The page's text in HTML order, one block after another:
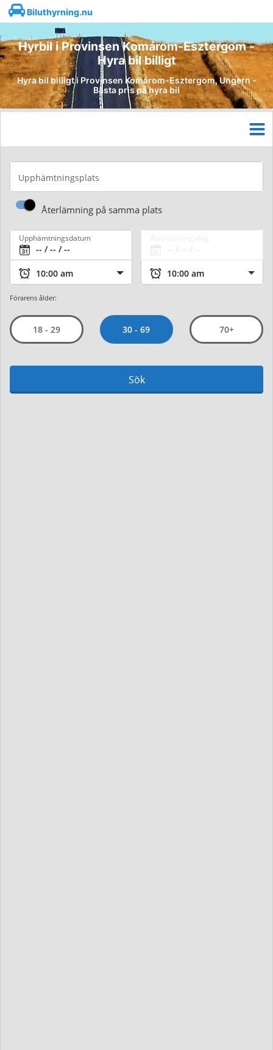
Biluthyrning.nu
Hyrbil i Provinsen Komárom-Esztergom -
Hyra bil billigt
Hyra bil billigt i Provinsen Komárom-Esztergom, Ungern -
Bästa pris på hyra bil
Upphämtningsplats
Återlämning på samma plats
Upphämtningsdatum
Förarens ålder:
18 - 29 30 - 69 70+
Sök